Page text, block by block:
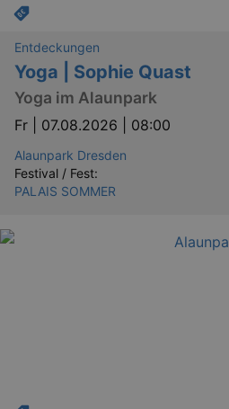
Entdeckungen
Yoga | Sophie Quast
Yoga im Alaunpark
Fr | 07.08.2026 | 08:00
Alaunpark Dresden
Festival / Fest:
PALAIS SOMMER